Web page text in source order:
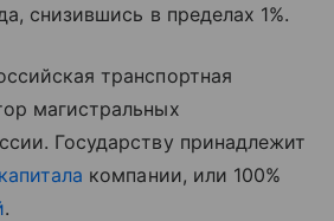
снизившись в пределах 1%.
транспортная
магистральных
Государству принадлежит
капитала компании, или 100%
.